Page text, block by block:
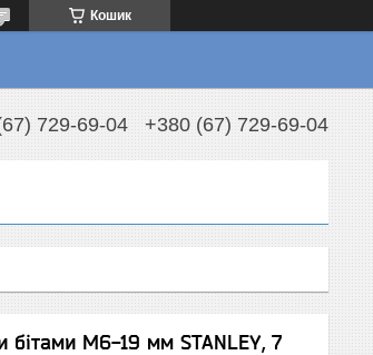
Кошик
729-69-04 +380 (67) 729-69-04
бітами М6-19 мм STANLEY, 7